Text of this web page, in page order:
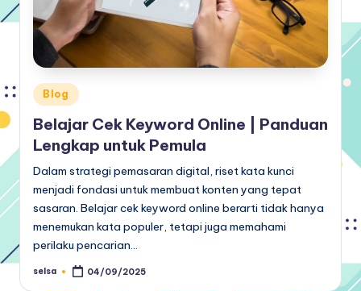
Posted
in
Blog
Belajar Cek Keyword Online | Panduan
Lengkap untuk Pemula
Dalam strategi pemasaran digital, riset kata kunci
menjadi fondasi untuk membuat konten yang tepat
sasaran. Belajar cek keyword online berarti tidak hanya
menemukan kata populer, tetapi juga memahami
perilaku pencarian…
Posted
selsa 04/09/2025